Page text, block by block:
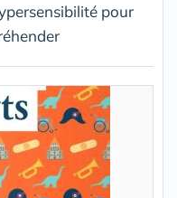
pour